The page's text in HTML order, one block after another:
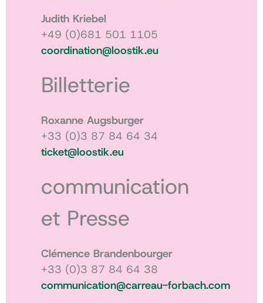
Judith Kriebel
+49 (0)681 501 1105
coordination@loostik.eu
Billetterie
Roxanne Augsburger
+33 (0)3 87 84 64 34
ticket@loostik.eu
communication
et Presse
Clémence Brandenbourger
+33 (0)3 87 84 64 38
communication@carreau-forbach.com